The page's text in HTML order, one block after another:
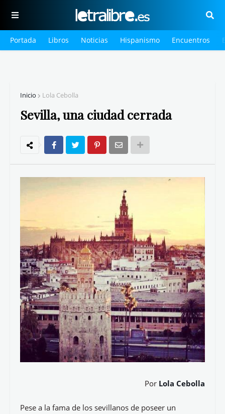
Portada Libros Noticias Hispanismo Encuentros
Inicio Lola Cebolla
Sevilla, una ciudad cerrada
Por Lola Cebolla
Pese a la fama de los sevillanos de poseer un